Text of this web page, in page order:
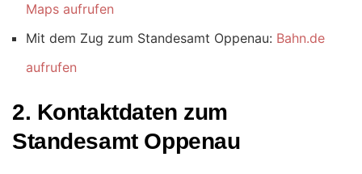
Maps aufrufen
Mit dem Zug zum Standesamt Oppenau: Bahn.de
aufrufen
2. Kontaktdaten zum
Standesamt Oppenau